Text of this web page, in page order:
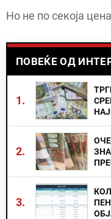
Но не по секоја
ПОВЕЌЕ ОД
1.
2.
3.